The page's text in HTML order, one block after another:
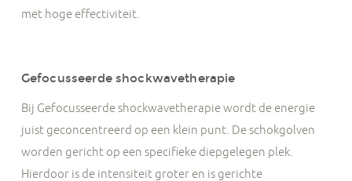
met hoge effectiviteit.
Gefocusseerde shockwavetherapie
Bij Gefocusseerde shockwavetherapie wordt de energie
juist geconcentreerd op een klein punt. De schokgolven
worden gericht op een specifieke diepgelegen plek.
Hierdoor is de intensiteit groter en is gerichte